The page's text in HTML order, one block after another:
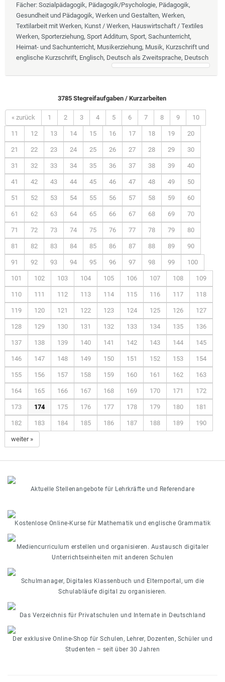
Fächer: Sozialpädagogik, Pädagogik/Psychologie, Pädagogik,
Gesundheit und Pädagogik, Werken und Gestalten, Werken,
Textilarbeit mit Werken, Kunst / Werken, Hauswirtschaft / Textiles
Werken, Sporterziehung, Sport Additum, Sport, Sachunterricht,
Heimat- und Sachunterricht, Musikerziehung, Musik, Kurzschrift und
englische Kurzschrift, Englisch, Deutsch als Zweitsprache, Deutsch
3785 Stegreifaufgaben / Kurzarbeiten
« zurück 1 2 3 4 5 6 7 8 9 10
11 12 13 14 15 16 17 18 19 20
21 22 23 24 25 26 27 28 29 30
31 32 33 34 35 36 37 38 39 40
41 42 43 44 45 46 47 48 49 50
51 52 53 54 55 56 57 58 59 60
61 62 63 64 65 66 67 68 69 70
71 72 73 74 75 76 77 78 79 80
81 82 83 84 85 86 87 88 89 90
91 92 93 94 95 96 97 98 99 100
101 102 103 104 105 106 107 108 109
110 111 112 113 114 115 116 117 118
119 120 121 122 123 124 125 126 127
128 129 130 131 132 133 134 135 136
137 138 139 140 141 142 143 144 145
146 147 148 149 150 151 152 153 154
155 156 157 158 159 160 161 162 163
164 165 166 167 168 169 170 171 172
173 174 175 176 177 178 179 180 181
182 183 184 185 186 187 188 189 190
weiter »
Aktuelle Stellenangebote für Lehrkräfte und Referendare
Kostenlose Online-Kurse für Mathematik und englische Grammatik
Mediencurriculum erstellen und organisieren. Austausch digitaler
Unterrichtseinheiten mit anderen Schulen
Schulmanager, Digitales Klassenbuch und Elternportal, um die
Schulabläufe digital zu organisieren.
Das Verzeichnis für Privatschulen und Internate in Deutschland
Der exklusive Online-Shop für Schulen, Lehrer, Dozenten, Schüler und
Studenten – seit über 30 Jahren